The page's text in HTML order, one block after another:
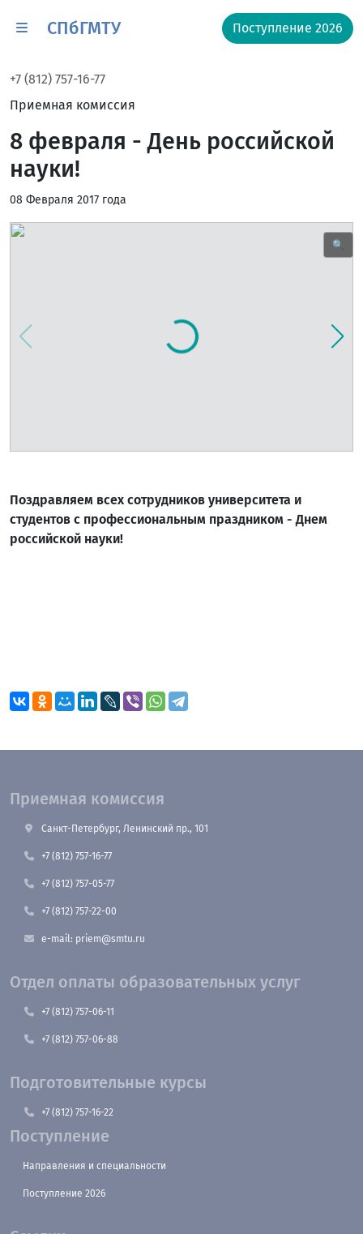
СПбГМТУ Поступление 2026
+7 (812) 757-16-77
Приемная комиссия
8 февраля - День российской
науки!
08 Февраля 2017 года
🔍
Поздравляем всех сотрудников университета и
студентов с профессиональным праздником - Днем
российской науки!
Приемная комиссия
Санкт-Петербург, Ленинский пр., 101
+7 (812) 757-16-77
+7 (812) 757-05-77
+7 (812) 757-22-00
e-mail: priem@smtu.ru
Отдел оплаты образовательных услуг
+7 (812) 757-06-11
+7 (812) 757-06-88
Подготовительные курсы
+7 (812) 757-16-22
Поступление
Направления и специальности
Поступление 2026